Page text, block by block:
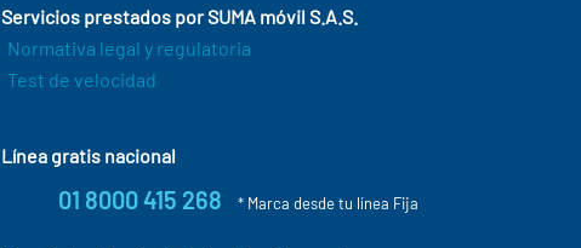
Servicios prestados por SUMA móvil S.A.S.
Normativa legal y regulatoria
Test de velocidad
Línea gratis nacional
01 8000 415 268 * Marca desde tu línea Fija